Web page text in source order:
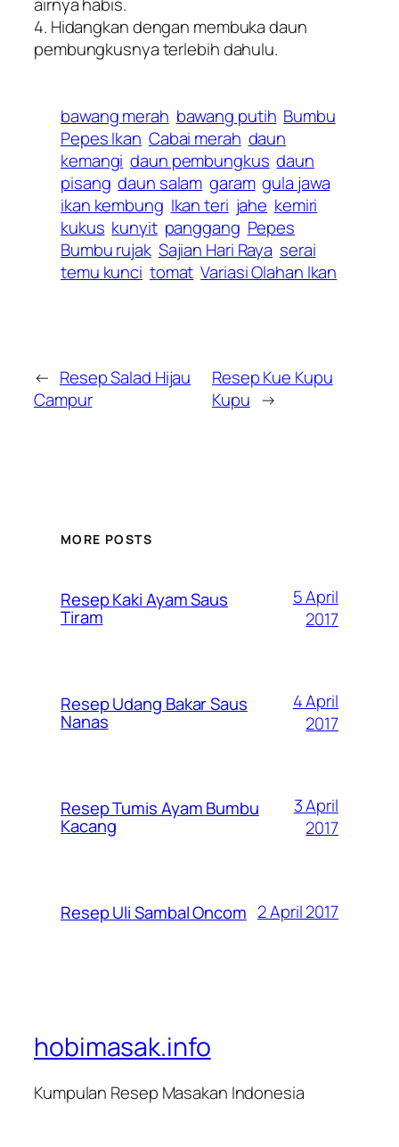
airnya habis.
4. Hidangkan dengan membuka daun
pembungkusnya terlebih dahulu.
bawang merah bawang putih Bumbu
Pepes Ikan Cabai merah daun
kemangi daun pembungkus daun
pisang daun salam garam gula jawa
ikan kembung Ikan teri jahe kemiri
kukus kunyit panggang Pepes
Bumbu rujak Sajian Hari Raya serai
temu kunci tomat Variasi Olahan Ikan
← Resep Salad Hijau
Campur
Resep Kue Kupu
Kupu →
MORE POSTS
Resep Kaki Ayam Saus
Tiram
5 April
2017
Resep Udang Bakar Saus
Nanas
4 April
2017
Resep Tumis Ayam Bumbu
Kacang
3 April
2017
Resep Uli Sambal Oncom 2 April 2017
hobimasak.info
Kumpulan Resep Masakan Indonesia